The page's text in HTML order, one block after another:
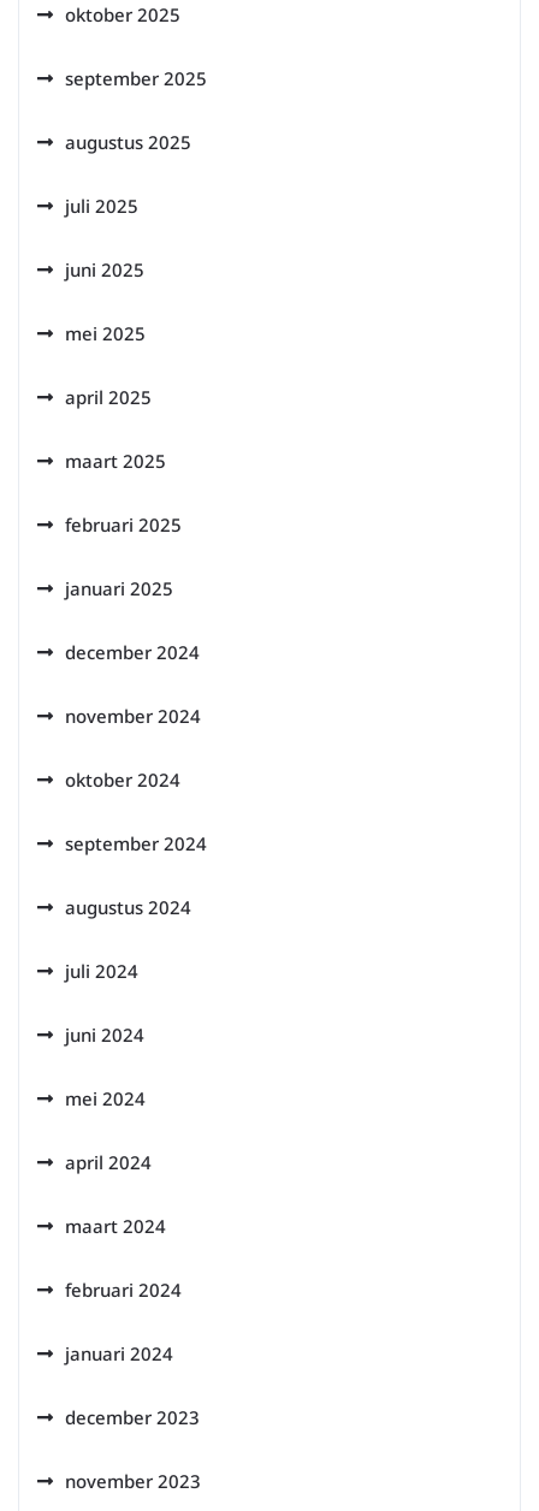
oktober 2025
september 2025
augustus 2025
juli 2025
juni 2025
mei 2025
april 2025
maart 2025
februari 2025
januari 2025
december 2024
november 2024
oktober 2024
september 2024
augustus 2024
juli 2024
juni 2024
mei 2024
april 2024
maart 2024
februari 2024
januari 2024
december 2023
november 2023